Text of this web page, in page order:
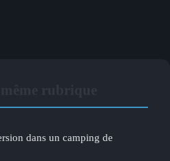
dans un camping de